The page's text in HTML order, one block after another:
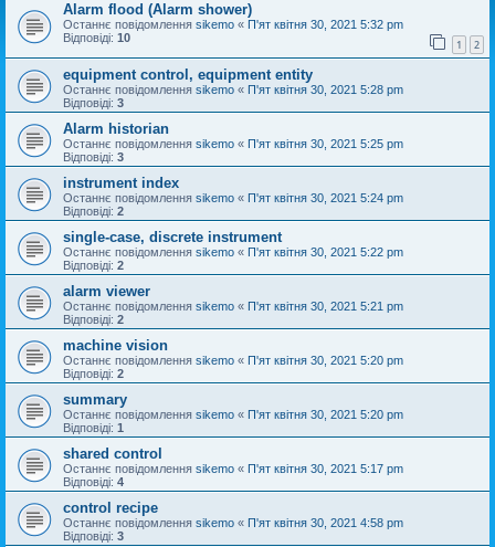
Alarm flood (Alarm shower)
Останнє повідомлення sikemo « П'ят квітня 30, 2021 5:32 pm
Відповіді: 10 1 2
equipment control, equipment entity
Останнє повідомлення sikemo « П'ят квітня 30, 2021 5:28 pm
Відповіді: 3
Alarm historian
Останнє повідомлення sikemo « П'ят квітня 30, 2021 5:25 pm
Відповіді: 3
instrument index
Останнє повідомлення sikemo « П'ят квітня 30, 2021 5:24 pm
Відповіді: 2
single-case, discrete instrument
Останнє повідомлення sikemo « П'ят квітня 30, 2021 5:22 pm
Відповіді: 2
alarm viewer
Останнє повідомлення sikemo « П'ят квітня 30, 2021 5:21 pm
Відповіді: 2
machine vision
Останнє повідомлення sikemo « П'ят квітня 30, 2021 5:20 pm
Відповіді: 2
summary
Останнє повідомлення sikemo « П'ят квітня 30, 2021 5:20 pm
Відповіді: 1
shared control
Останнє повідомлення sikemo « П'ят квітня 30, 2021 5:17 pm
Відповіді: 4
control recipe
Останнє повідомлення sikemo « П'ят квітня 30, 2021 4:58 pm
Відповіді: 3